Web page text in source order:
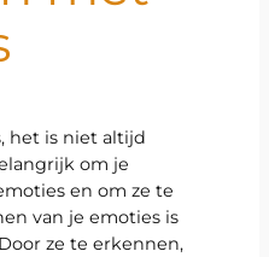
het is niet altijd
om je
en om ze te
van je emoties is
ze te erkennen,